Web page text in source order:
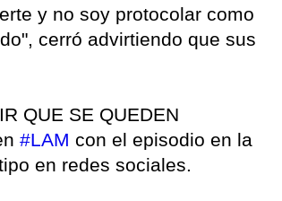
y no soy protocolar como
cerró advirtiendo que sus
QUE SE QUEDEN
#LAM con el episodio en la
en redes sociales.